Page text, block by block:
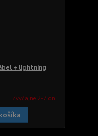
+ lightning
Zvyčajne 2-7 dni.